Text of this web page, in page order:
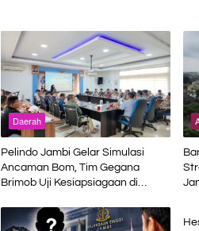
Daerah
Pelindo Jambi Gelar Simulasi
Ancaman Bom, Tim Gegana
Brimob Uji Kesiapsiagaan di